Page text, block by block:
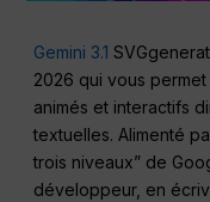
Gemini 3.1
2026 qui vous
animés et interactifs
textuelles. Alimenté
trois niveaux” de
développeur, en